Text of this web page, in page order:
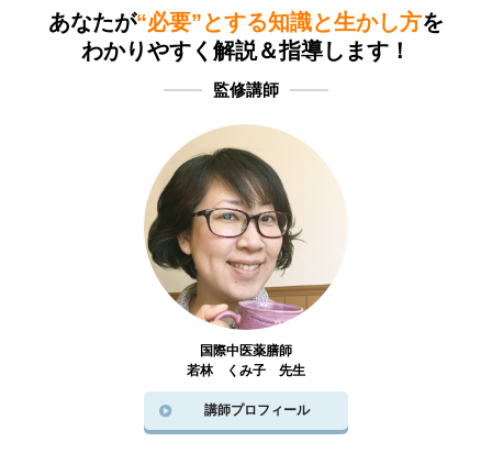
あなたが“必要”とする知識と生かし方を
わかりやすく解説＆指導します！
監修講師
国際中医薬膳師
若林 くみ子 先生
講師プロフィール